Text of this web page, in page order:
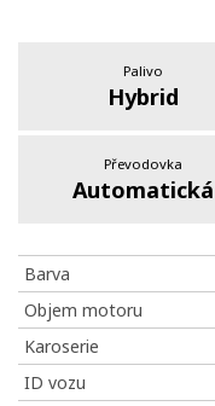
Palivo
Hybrid
Převodovka
Automatická
Barva
Objem motoru
Karoserie
ID vozu